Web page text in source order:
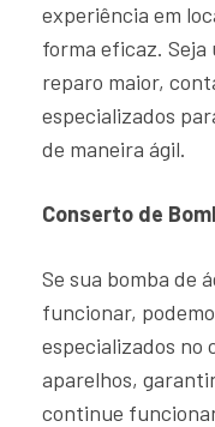
experiência em
forma eficaz. Seja
reparo maior,
especializados
de maneira ágil.
Conserto de
Se sua bomba de
funcionar,
especializados no
aparelhos,
continue